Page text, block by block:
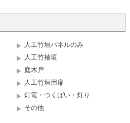
人工竹垣パネルのみ
人工竹袖垣
庭木戸
人工竹垣用扉
灯篭・つくばい・灯り
その他